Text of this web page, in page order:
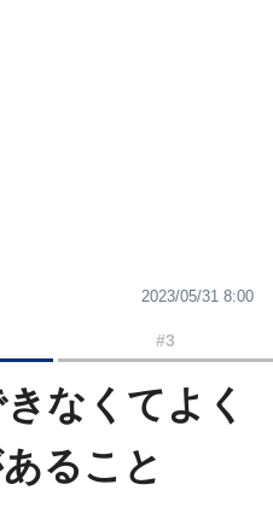
2023/05/31 8:00
#3
なくてよく
ること